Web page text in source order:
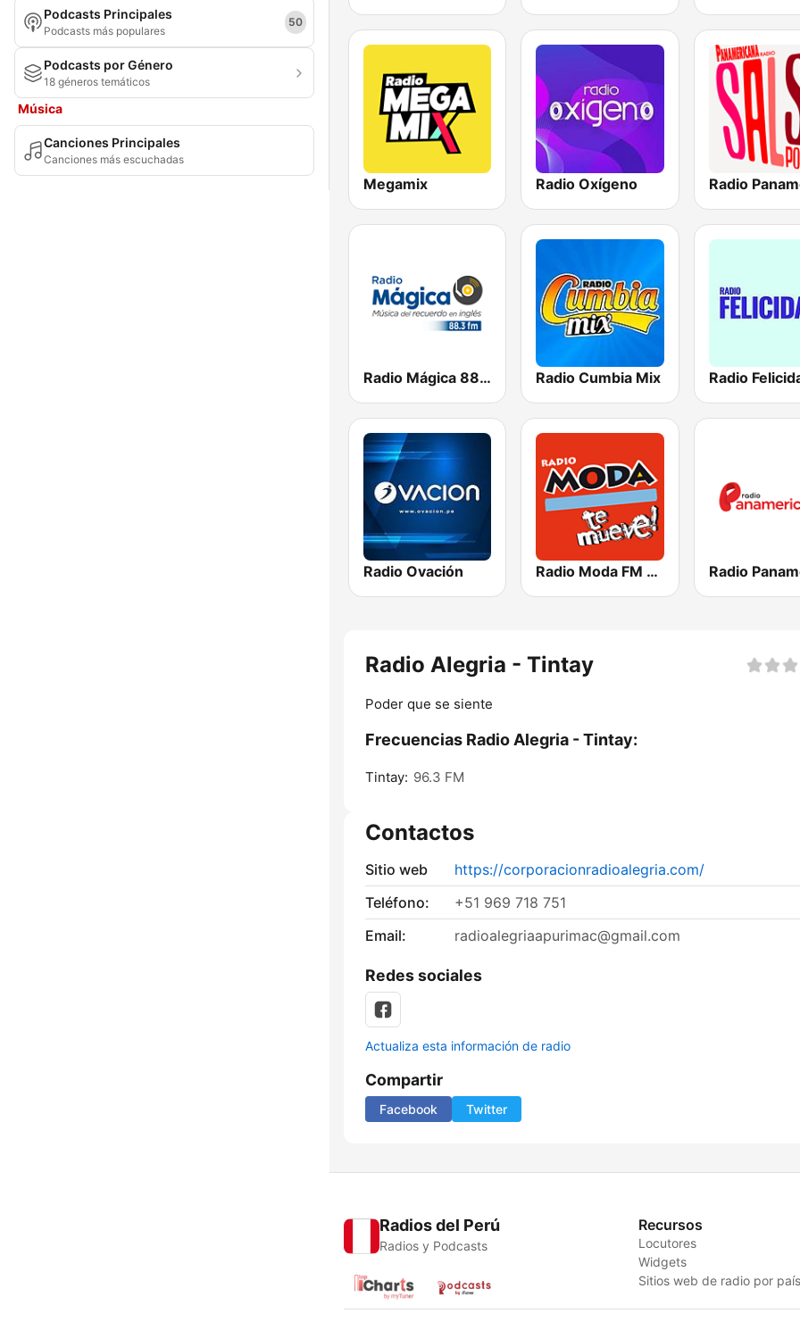
Podcasts Principales
Podcasts más populares
50
Podcasts por Género
18 géneros temáticos
Música
Canciones Principales
Canciones más escuchadas
Megamix Radio Oxígeno
Radio Mágica 88.3 FM Radio Cumbia Mix Radio
Radio Ovación Radio Moda FM 97.3
Radio Alegria - Tintay
Poder que se siente
Frecuencias Radio Alegria - Tintay:
Tintay: 96.3 FM
Contactos
Sitio web
https://corporacionradioalegria.com/
Teléfono:
+51 969 718 751
Email:
radioalegriaapurimac@gmail.com
Redes sociales
Actualiza esta información de radio
Compartir
Facebook Twitter
Radios del Perú
Radios y Podcasts
Recursos
Locutores
Widgets
Sitios web de radio por país